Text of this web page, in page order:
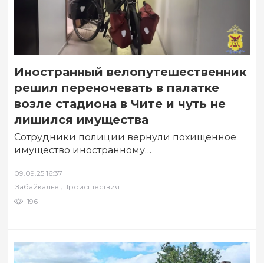
Иностранный велопутешественник
решил переночевать в палатке
возле стадиона в Чите и чуть не
лишился имущества
Сотрудники полиции вернули похищенное
имущество иностранному
в преступлении задержан местный житель
1995 года рождения….
09.09.25 16:37
Забайкалье , Происшествия
196